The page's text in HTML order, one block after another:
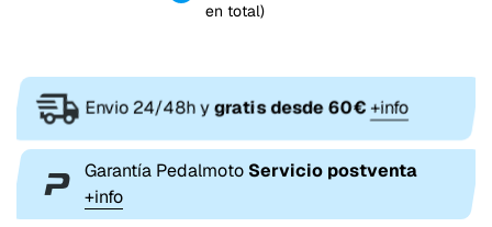
en total)
Envio 24/48h ygratis desde 60€+info
Garantía Pedalmoto Servicio postventa
+info